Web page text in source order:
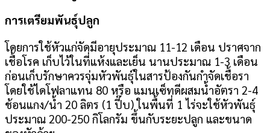
การเตรียมพันธุ์ปลูก
โดยการใช้หัวแก่จัดมีอายุประมาณ 11-12 เดือน ปราศจาก
เชื้อโรค เก็บไว้ในที่แห้งและเย็น นานประมาณ 1-3 เดือน
ก่อนเก็บรักษาควรจุ่มหัวพันธุ์ในสารป้องกันกำจัดเชื้อรา
โดยใช้ไดโฟลาแทน 80 หรือ แมนเซ็ทดีผสมน้ำอัตรา 2-4
ช้อนแกง/น้ำ 20 ลิตร (1 ปี๊บ) ในพื้นที่ 1 ไร่จะใช้หัวพันธุ์
ประมาณ 200-250 กิโลกรัม ขึ้นกับระยะปลูก และขนาด